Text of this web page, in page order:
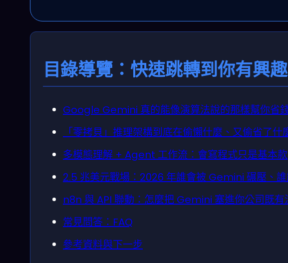
目錄導覽：快速跳轉到你有興
Google Gemini 真的能像演算法說的那樣幫你省
「零拷貝」推理架構到底在偷懶什麼、又偷省了什
多模態理解 + Agent 工作流：會寫程式只是基本款
2.5 兆美元戰場：2026 年誰會被 Gemini 碾壓、誰
n8n 與 API 聯動：怎麼把 Gemini 塞進你公司既有
常見問答：FAQ
參考資料與下一步